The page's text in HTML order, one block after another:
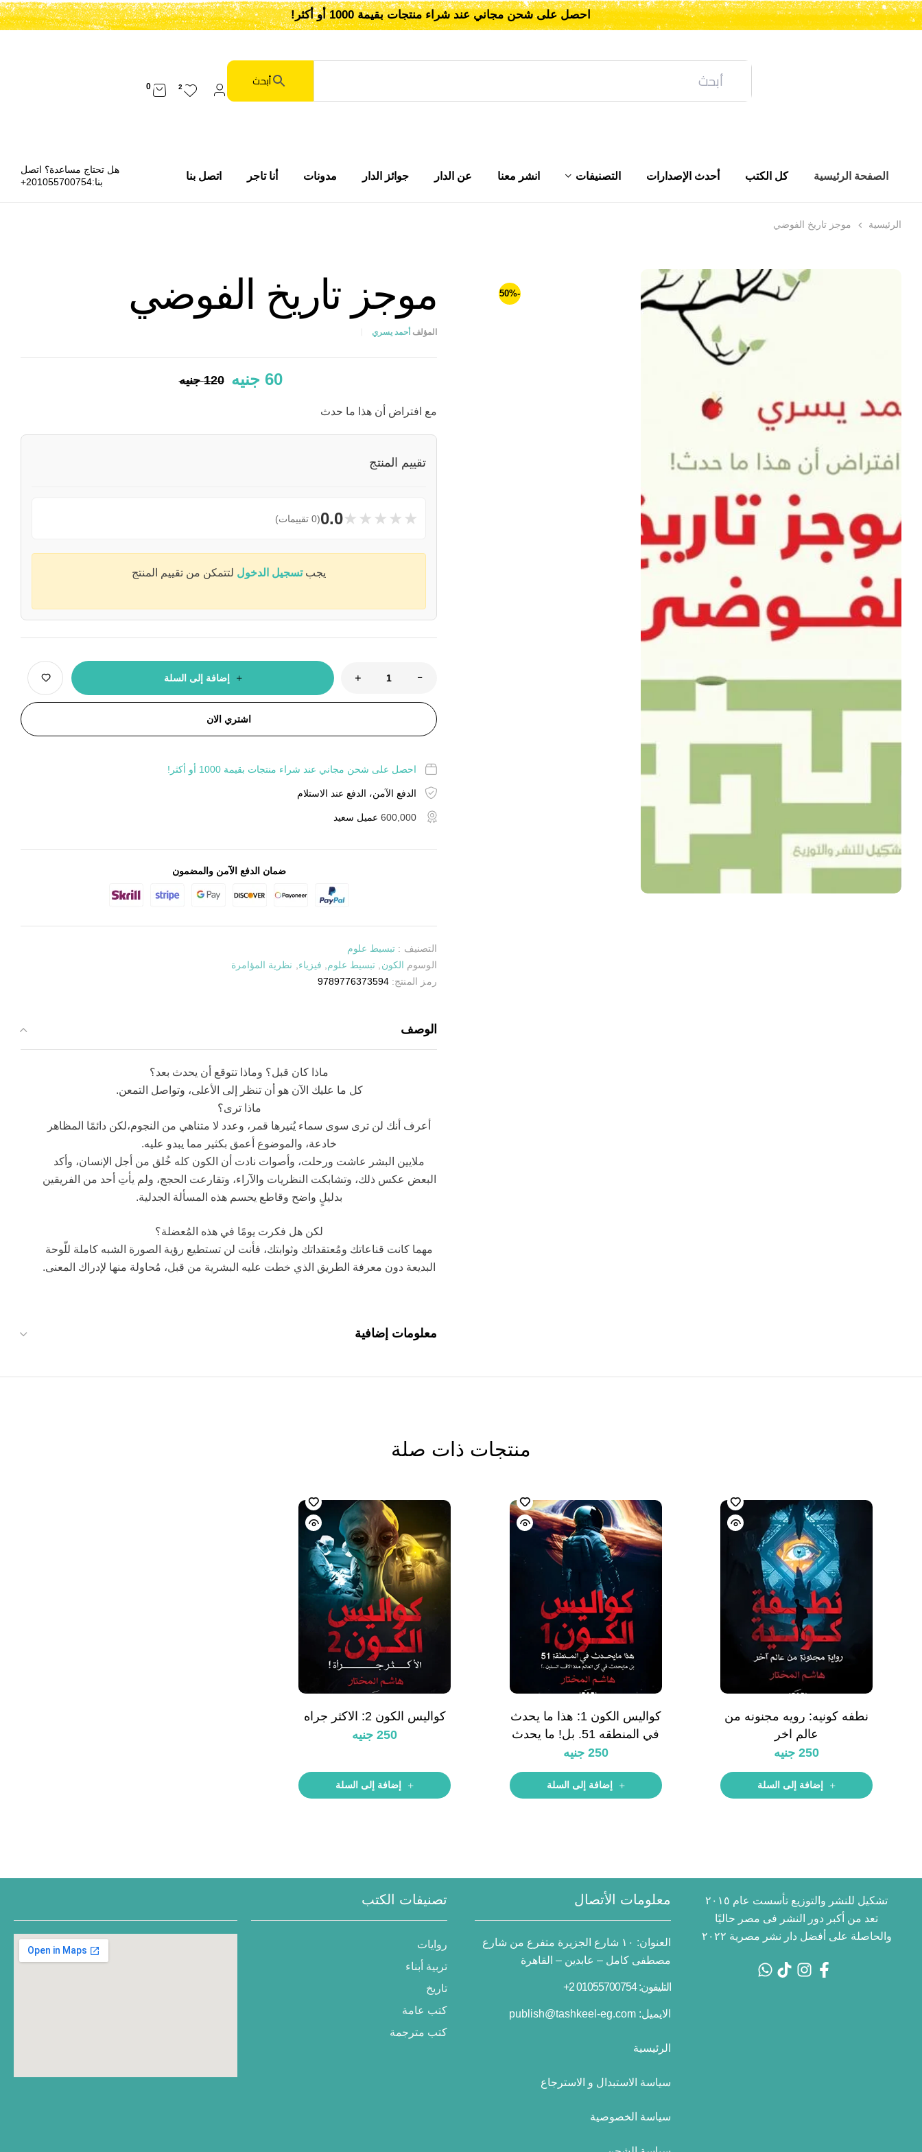
احصل على شحن مجاني عند شراء منتجات بقيمة 1000 أو أكثر!
2
0
الصفحة الرئيسية كل الكتب أحدث الإصدارات التصنيفات انشر معنا عن الدار جوائز الدار مدونات أنا تاجر اتصل بنا
هل تحتاج مساعدة؟ اتصل
بنا:201055700754+
الرئيسية موجز تاريخ الفوضي
-50% موجز تاريخ الفوضي
المؤلف أحمد يسري
120 جنيه 60 جنيه
مع افتراض أن هذا ما حدث
تقييم المنتج
★
★
★
★
★
0.0(0 تقييمات)
يجبتسجيل الدخول لتتمكن من تقييم المنتج
إضافة إلى السلة
اشتري الان
احصل على شحن مجاني عند شراء منتجات بقيمة 1000 أو أكثر!
الدفع الآمن، الدفع عند الاستلام
600,000 عميل سعيد
ضمان الدفع الآمن والمضمون
التصنيف : تبسيط علوم
الوسوم الكون تبسيط علوم فيزياء
نظرية المؤامرة
رمز المنتج: 9789776373594
الوصف
ماذا كان قبل؟ وماذا تتوقع أن يحدث بعد؟
كل ما عليك الآن هو أن تنظر إلى الأعلى، وتواصل التمعن.
ماذا ترى؟
أعرف أنك لن ترى سوى سماء يُنيرها قمر، وعدد لا متناهي من النجوم،لكن دائمًا المظاهر
خادعة، والموضوع أعمق بكثير مما يبدو عليه.
ملايين البشر عاشت ورحلت، وأصوات نادت أن الكون كله خُلق من أجل الإنسان، وأكد
البعض عكس ذلك، وتشابكت النظريات والآراء، وتقارعت الحجج، ولم يأتِ أحد من الفريقين
بدليلٍ واضح وقاطع يحسم هذه المسألة الجدلية.
لكن هل فكرت يومًا في هذه المُعضلة؟
مهما كانت قناعاتك ومُعتقداتك وثوابتك، فأنت لن تستطيع رؤية الصورة الشبه كاملة للّوحة
البديعة دون معرفة الطريق الذي خطت عليه البشرية من قبل، مُحاولة منها لإدراك المعنى.
معلومات إضافية
منتجات ذات صلة
نطفه كونيه: رويه مجنونه من
عالم اخر
250 جنيه
إضافة إلى السلة
كواليس الكون 1: هذا ما يحدث
في المنطقه 51. بل! ما يحدث
في كل العالم منذ الاف السنين
250 جنيه
إضافة إلى السلة
كواليس الكون 2: الاكثر جراه
250 جنيه
إضافة إلى السلة
تشكيل للنشر والتوزيع تأسست عام ٢٠١٥
تعد من أكبر دور النشر فى مصر حاليًا
والحاصلة على أفضل دار نشر مصرية ٢٠٢٢
معلومات الأتصال
العنوان:
١٠ شارع الجزيرة متفرع من شارع
مصطفى كامل – عابدين – القاهرة
التليفون: 01055700754 2+
الايميل: publish@tashkeel-eg.com
الرئيسية
سياسة الاستبدال و الاسترجاع
سياسة الخصوصية
تصنيفات الكتب
روايات
تربية أبناء
تاريخ
كتب عامة
كتب مترجمة